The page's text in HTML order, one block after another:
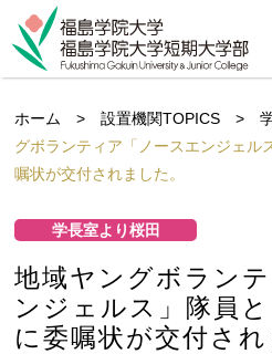
ホーム >設置機関TOPICS >
グボランティア「ノースエンジェル
嘱状が交付されました。
学長室より桜田
地域ヤングボラン
ンジェルス」隊員
に委嘱状が交付され